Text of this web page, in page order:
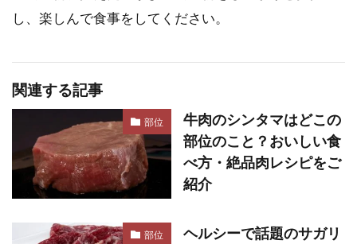
し、楽しんで食事をしてください。
関連する記事
部位
牛肉のシンタマはどこの
部位のこと？おいしい食
べ方・絶品肉レシピをご
紹介
部位
ヘルシーで話題のサガリ